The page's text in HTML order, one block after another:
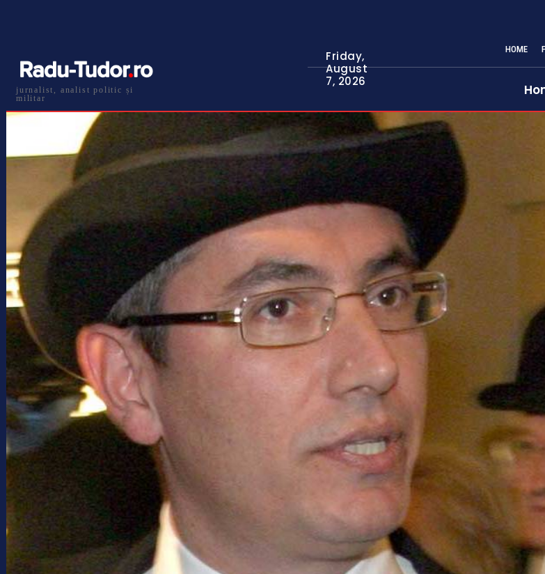
jurnalist, analist politic și
militar
Friday,
August
7, 2026
HOME